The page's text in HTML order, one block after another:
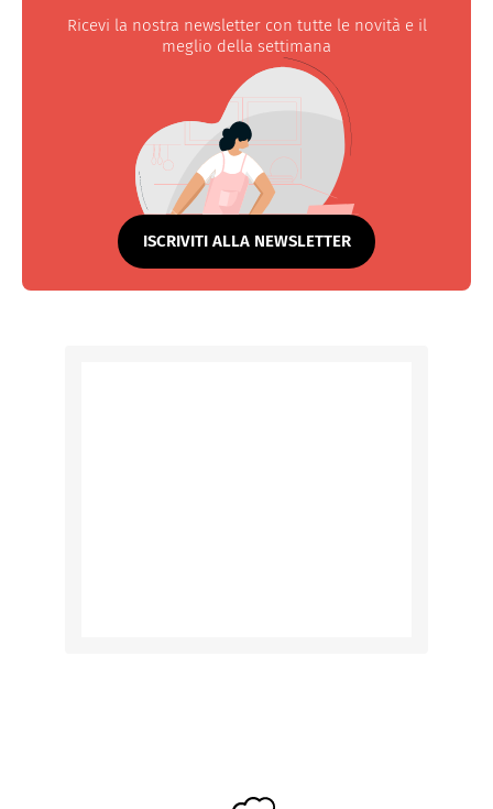
Ricevi la nostra newsletter con tutte le novità e il
meglio della settimana
ISCRIVITI ALLA NEWSLETTER